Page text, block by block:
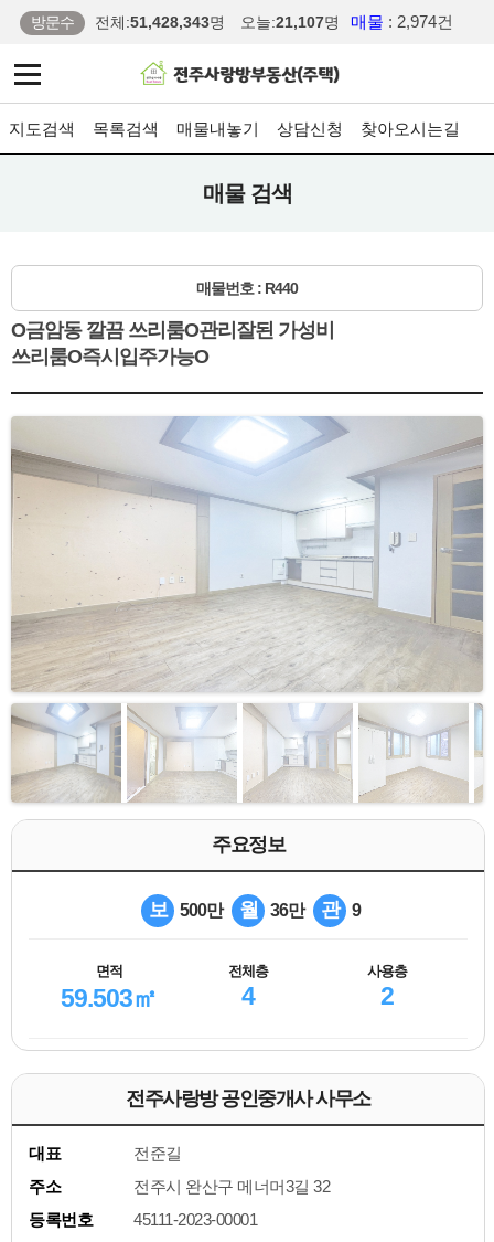
방문수 전체:51,428,343명 오늘:21,107명 매물 : 2,974건
지도검색 목록검색 매물내놓기 상담신청 찾아오시는길
매물 검색
매물번호 : R440
O금암동 깔끔 쓰리룸O관리잘된 가성비
쓰리룸O즉시입주가능O
주요정보
보 500만 월 36만 관 9
면적
59.503㎡
전체층
4
사용층
2
전주사랑방 공인중개사 사무소
대표
전준길
주소
전주시 완산구 메너머3길 32
등록번호
45111-2023-00001